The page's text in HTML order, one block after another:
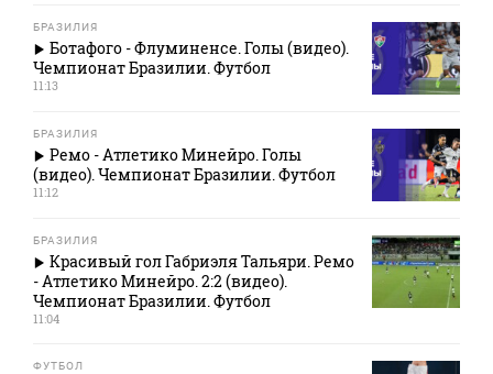
БРАЗИЛИЯ
Ботафого - Флуминенсе. Голы (видео).
Чемпионат Бразилии. Футбол
11:13
БРАЗИЛИЯ
Ремо - Атлетико Минейро. Голы
(видео). Чемпионат Бразилии. Футбол
11:12
БРАЗИЛИЯ
Красивый гол Габриэля Тальяри. Ремо
- Атлетико Минейро. 2:2 (видео).
Чемпионат Бразилии. Футбол
11:04
ФУТБОЛ